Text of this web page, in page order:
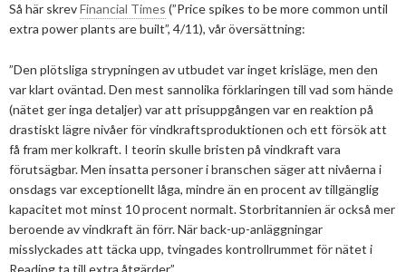
Juni
April
Mars
Januari
2025
November
September
Augusti
Juni
April
November
Oktober
September
Augusti
Juni
2023
December
Oktober
Augusti
Maj
2022
December
November
September
2021
December
September
2020
November
November
2018
Hur ser Sveriges energianvänding ut?
Sammanfattande statistik om bioenergi
Varför behöves reduktionsplikten?
Finns det mark?
Bioenergi – ord och begrepp
Exempel på bioenergi
Definitioner av bioenergi
Om oss
Styrelse
Hedersmedlemmar
Svebios stadgar
Verksamhetsberättelse
Årsstämmor
Medlemmar
Konferenser och event
Nordic Pellets Conference
Stora biokraft- och värmekonferensen
Svebio Fuel Market Day
Publikationer och dokument
Medlemmar
Våra kanaler
Kontakt
Så här skrevFinancial Times (”Price spikes to be more common until
extra power plants are built”, 4/11), vår översättning:
”Den plötsliga strypningen av utbudet var inget krisläge, men den
var klart oväntad. Den mest sannolika förklaringen till vad som hände
(nätet ger inga detaljer) var att prisuppgången var en reaktion på
drastiskt lägre nivåer för vindkraftsproduktionen och ett försök att
få fram mer kolkraft. I teorin skulle bristen på vindkraft vara
förutsägbar. Men insatta personer i branschen säger att nivåerna i
onsdags var exceptionellt låga, mindre än en procent av tillgänglig
kapacitet mot minst 10 procent normalt. Storbritannien är också mer
beroende av vindkraft än förr. När back-up-anläggningar
misslyckades att täcka upp, tvingades kontrollrummet för nätet i
Reading ta till extra åtgärder.”